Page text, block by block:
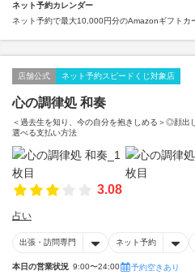
ネット予約カレンダー
ネット予約で最大10,000円分のAmazonギフトカ
店舗公式 ネット予約スピードくじ対象店
心の調律処 和奏
＜過去生を知り、今の自分を抱きしめる＞◎
選べる支払い方法
3.08
占い
出張・訪問専門 ネット予約
本日の営業状況 9:00〜24:00
予約空きあり